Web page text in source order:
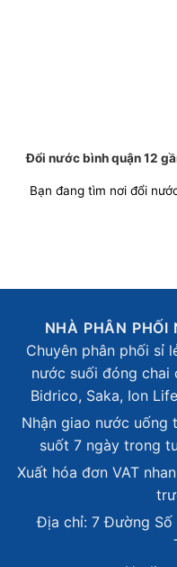
Đổi nước bình quận 12
Bạn đang tìm nơi đổi
NHÀ PHÂN PHỐI
Chuyên phân phối sỉ
nước suối đóng chai
Bidrico, Saka, Ion
Nhận giao nước uống
suốt 7 ngày trong
Xuất hóa đơn VAT
Địa chỉ: 7 Đường Số